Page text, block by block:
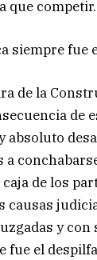
que
siempre fue
de la
de
absoluto
a
de los
causas
y
fue el